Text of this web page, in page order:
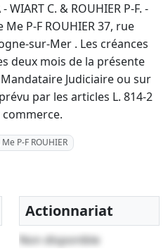
WIART C. & ROUHIER P-F. -
P-F ROUHIER 37, rue
sur-Mer . Les créances
deux mois de la présente
Judiciaire ou sur
par les articles L. 814-2
commerce.
Me P-F ROUHIER
Actionnariat
Non disponible